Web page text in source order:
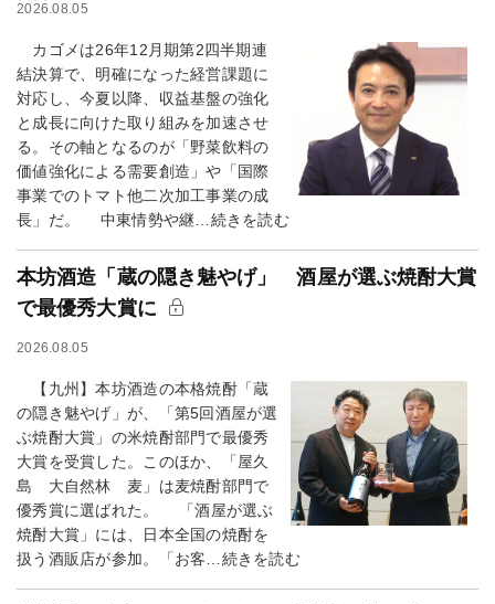
2026.08.05
カゴメは26年12月期第2四半期連
結決算で、明確になった経営課題に
対応し、今夏以降、収益基盤の強化
と成長に向けた取り組みを加速させ
る。その軸となるのが「野菜飲料の
価値強化による需要創造」や「国際
事業でのトマト他二次加工事業の成
長」だ。 中東情勢や継…続きを読む
本坊酒造「蔵の隠き魅やげ」 酒屋が選ぶ焼酎大賞
で最優秀大賞に
2026.08.05
【九州】本坊酒造の本格焼酎「蔵
の隠き魅やげ」が、「第5回酒屋が選
ぶ焼酎大賞」の米焼酎部門で最優秀
大賞を受賞した。このほか、「屋久
島 大自然林 麦」は麦焼酎部門で
優秀賞に選ばれた。 「酒屋が選ぶ
焼酎大賞」には、日本全国の焼酎を
扱う酒販店が参加。「お客…続きを読む